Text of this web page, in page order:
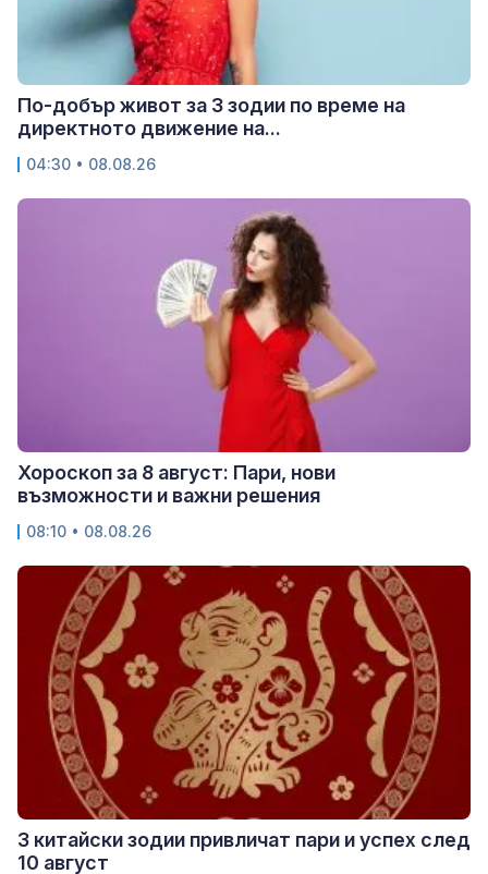
По-добър живот за 3 зодии по време на
директното движение на...
04:30 • 08.08.26
Хороскоп за 8 август: Пари, нови
възможности и важни решения
08:10 • 08.08.26
3 китайски зодии привличат пари и успех след
10 август